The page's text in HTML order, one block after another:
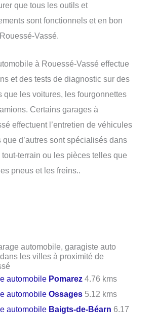
que tous les outils et
sont fonctionnels et en bon
Vassé.
à Rouessé-Vassé effectue
et des tests de diagnostic sur des
que les voitures, les fourgonnettes
Certains garages à
effectuent l’entretien de véhicules
que d’autres sont spécialisés dans
terrain ou les pièces telles que
pneus et les freins..
automobile, garagiste auto
les villes à proximité de
automobile Pomarez 4.76 kms
automobileOssages 5.12 kms
automobile Baigts-de-Béarn 6.17